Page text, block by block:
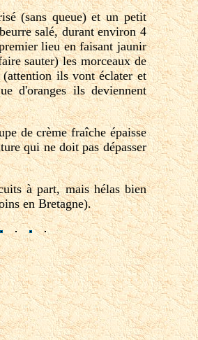
(sans queue) et un petit
salé, durant environ 4
lieu en faisant jaunir
sauter) les morceaux de
ils vont éclater et
d'oranges ils deviennent
de crème fraîche épaisse
qui ne doit pas dépasser
à part, mais hélas bien
en Bretagne).